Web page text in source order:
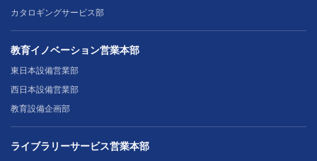
カタロギングサービス部
教育イノベーション営業本部
東日本設備営業部
西日本設備営業部
教育設備企画部
ライブラリーサービス営業本部